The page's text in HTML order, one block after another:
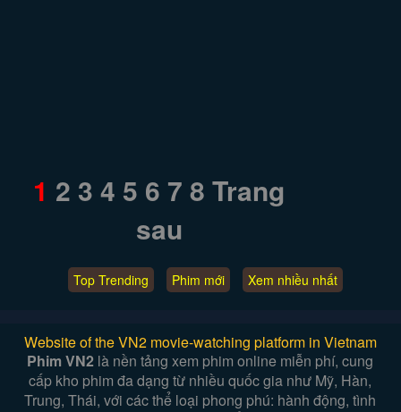
1 2 3 4 5 6 7 8 Trang
sau
Top Trending Phim mới Xem nhiều nhất
Website of the VN2 movie-watching platform in Vietnam
Phim VN2 là nền tảng xem phim online miễn phí, cung
cấp kho phim đa dạng từ nhiều quốc gia như Mỹ, Hàn,
Trung, Thái, với các thể loại phong phú: hành động, tình